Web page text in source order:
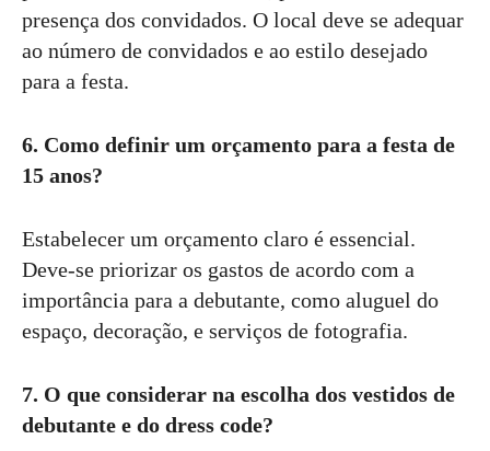
presença dos convidados. O local deve se adequar
ao número de convidados e ao estilo desejado
para a festa.
6. Como definir um orçamento para a festa de
15 anos?
Estabelecer um orçamento claro é essencial.
Deve-se priorizar os gastos de acordo com a
importância para a debutante, como aluguel do
espaço, decoração, e serviços de fotografia.
7. O que considerar na escolha dos vestidos de
debutante e do dress code?